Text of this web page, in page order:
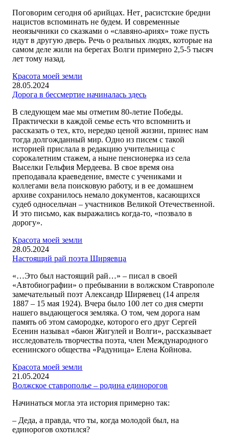
Поговорим сегодня об арийцах. Нет¸ расистские бредни
нацистов вспоминать не будем. И современные
неоязычники со сказками о «славяно-ариях» тоже пусть
идут в другую дверь. Речь о реальных людях, которые на
самом деле жили на берегах Волги примерно 2,5-5 тысяч
лет тому назад.
Красота моей земли
28.05.2024
Дорога в бессмертие начиналась здесь
В следующем мае мы отметим 80-летие Победы.
Практически в каждой семье есть что вспомнить и
рассказать о тех, кто, нередко ценой жизни, принес нам
тогда долгожданный мир. Одно из писем с такой
историей прислала в редакцию учительница с
сорокалетним стажем, а ныне пенсионерка из села
Выселки Гельфия Мердеева. В свое время она
преподавала краеведение, вместе с учениками и
коллегами вела поисковую работу, и в ее домашнем
архиве сохранилось немало документов, касающихся
судеб односельчан – участников Великой Отечественной.
И это письмо, как выражались когда-то, «позвало в
дорогу».
Красота моей земли
28.05.2024
Настоящий рай поэта Ширяевца
«…Это был настоящий рай…» – писал в своей
«Автобиографии» о пребывании в волжском Ставрополе
замечательный поэт Александр Ширяевец (14 апреля
1887 – 15 мая 1924). Вчера было 100 лет со дня смерти
нашего выдающегося земляка. О том, чем дорога нам
память об этом самородке, которого его друг Сергей
Есенин называл «баюн Жигулей и Волги», рассказывает
исследователь творчества поэта, член Международного
есенинского общества «Радуница» Елена Койнова.
Красота моей земли
21.05.2024
Волжское ставрополье – родина единорогов
Начинаться могла эта история примерно так:
– Деда, а правда, что ты, когда молодой был, на
единорогов охотился?